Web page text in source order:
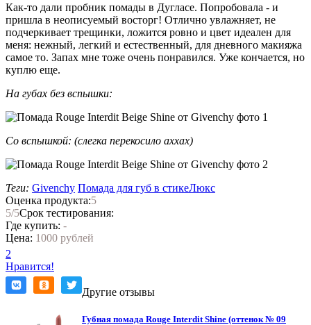
Кaк-то дали пробник помады в Дугласе. Попробовала - и
пришла в неописуемый восторг! Отлично увлажняет, не
подчеркивает трещинки, ложится ровно и цвет идеален для
меня: нежный, легкий и естественный, для дневного макияжа
самое то. Запах мне тоже очень понравился. Уже кончается, но
куплю еще.
На губах без вспышки:
Со вспышкой: (слегка перекосило аххах)
Теги: Givenchy Помада для губ в стикеЛюкс
Оценка продукта:5
5/5Срок тестирования:
Где купить: -
Цена: 1000 рублей
2
Нравится!
Другие отзывы
Губная помада Rouge Interdit Shine (оттенок № 09